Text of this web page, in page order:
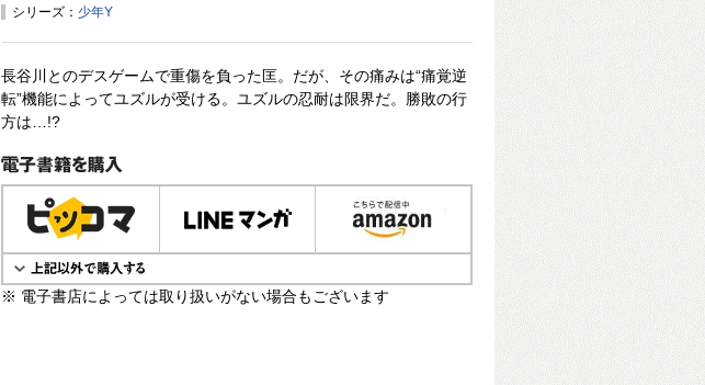
シリーズ： 少年Y
長谷川とのデスゲームで重傷を負った匡。だが、その痛みは“痛覚逆
転”機能によってユズルが受ける。ユズルの忍耐は限界だ。勝敗の行
方は…!?
電子書籍で購入
※ 電子書店によっては取り扱いがない場合もございます